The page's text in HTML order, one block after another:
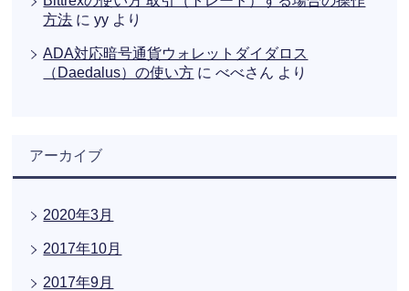
方法 にyy より
ADA対応暗号通貨ウォレットダイダロス
（Daedalus）の使い方 にべべさん より
アーカイブ
2020年3月
2017年10月
2017年9月